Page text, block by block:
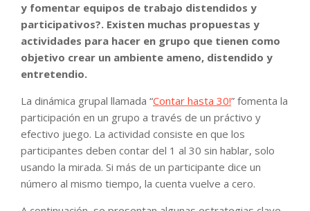
y fomentar equipos de trabajo distendidos y
participativos?. Existen muchas propuestas y
actividades para hacer en grupo que tienen como
objetivo crear un ambiente ameno, distendido y
entretendio.
La dinámica grupal llamada “Contar hasta 30!” fomenta la
participación en un grupo a través de un práctivo y
efectivo juego. La actividad consiste en que los
participantes deben contar del 1 al 30 sin hablar, solo
usando la mirada. Si más de un participante dice un
número al mismo tiempo, la cuenta vuelve a cero.